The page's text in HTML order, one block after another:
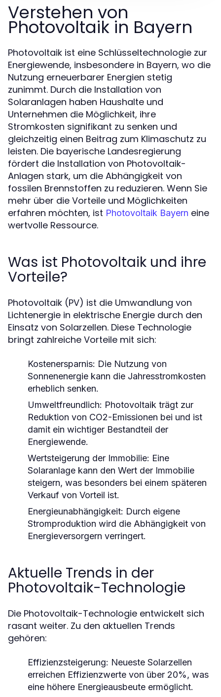
Verstehen von
Photovoltaik in Bayern
Photovoltaik ist eine Schlüsseltechnologie zur
Energiewende, insbesondere in Bayern, wo die
Nutzung erneuerbarer Energien stetig
zunimmt. Durch die Installation von
Solaranlagen haben Haushalte und
Unternehmen die Möglichkeit, ihre
Stromkosten signifikant zu senken und
gleichzeitig einen Beitrag zum Klimaschutz zu
leisten. Die bayerische Landesregierung
fördert die Installation von Photovoltaik-
Anlagen stark, um die Abhängigkeit von
fossilen Brennstoffen zu reduzieren. Wenn Sie
mehr über die Vorteile und Möglichkeiten
erfahren möchten, ist Photovoltaik Bayern eine
wertvolle Ressource.
Was ist Photovoltaik und ihre
Vorteile?
Photovoltaik (PV) ist die Umwandlung von
Lichtenergie in elektrische Energie durch den
Einsatz von Solarzellen. Diese Technologie
bringt zahlreiche Vorteile mit sich:
Kostenersparnis: Die Nutzung von
Sonnenenergie kann die Jahresstromkosten
erheblich senken.
Umweltfreundlich: Photovoltaik trägt zur
Reduktion von CO2-Emissionen bei und ist
damit ein wichtiger Bestandteil der
Energiewende.
Wertsteigerung der Immobilie: Eine
Solaranlage kann den Wert der Immobilie
steigern, was besonders bei einem späteren
Verkauf von Vorteil ist.
Energieunabhängigkeit: Durch eigene
Stromproduktion wird die Abhängigkeit von
Energieversorgern verringert.
Aktuelle Trends in der
Photovoltaik-Technologie
Die Photovoltaik-Technologie entwickelt sich
rasant weiter. Zu den aktuellen Trends
gehören:
Effizienzsteigerung: Neueste Solarzellen
erreichen Effizienzwerte von über 20%, was
eine höhere Energieausbeute ermöglicht.